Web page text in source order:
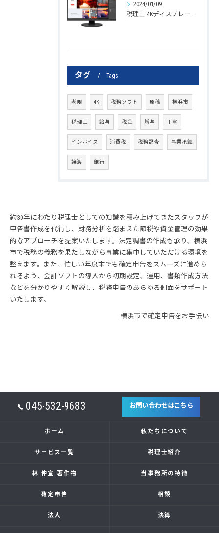
2024/01/09
税理士 4Kディスプレー導入 テクノロジー 対策
タグ Tags
老眼 4K 税務ソフト 原稿 横浜市
税理士 給与 税金 贈与 丁寧
インボイス 消費税 税務調査 事業承継
譲渡 銀行
約30年にわたり税理士としての知識を積み上げてきたスタッフが
申告書作成を代行し、財務分析を踏まえた節税や資金管理の効果
的なアプローチを提案いたします。法定調書の作成も承り、横浜
市で税務の義務を果たしながら事業に集中していただける環境を
整えます。また、忙しい年度末でも確定申告をスムーズに進めら
れるよう、会計ソフトの導入から初期設定、運用、書類作成方法
などを分かりやすく解説し、税務申告のあらゆる側面をサポート
いたします。
横浜市で確定申告をお手伝い
045-532-9683 お問い合わせはこちら
ホーム 私たちについて
サービス一覧 税理士紹介
林 仲宣 著作物 当事務所の特徴
確定申告 相談
法人 決算